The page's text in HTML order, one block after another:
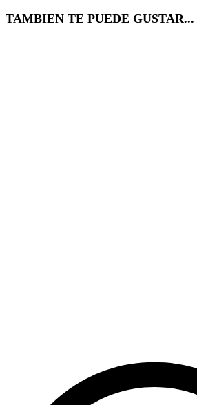
TAMBIEN TE PUEDE GUSTAR...